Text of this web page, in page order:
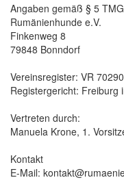
Angaben gemäß § 5 TMG
Rumänienhunde e.V.
Finkenweg 8
79848 Bonndorf
Vereinsregister: VR
Registergericht: Freiburg
Vertreten durch:
Manuela Krone, 1.
Kontakt
E-Mail: